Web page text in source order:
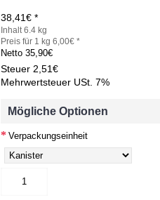
38,41€ *
Inhalt 6.4 kg
Preis für 1 kg 6,00€ *
Netto 35,90€
Steuer 2,51€
Mehrwertsteuer USt. 7%
Mögliche Optionen
Verpackungseinheit